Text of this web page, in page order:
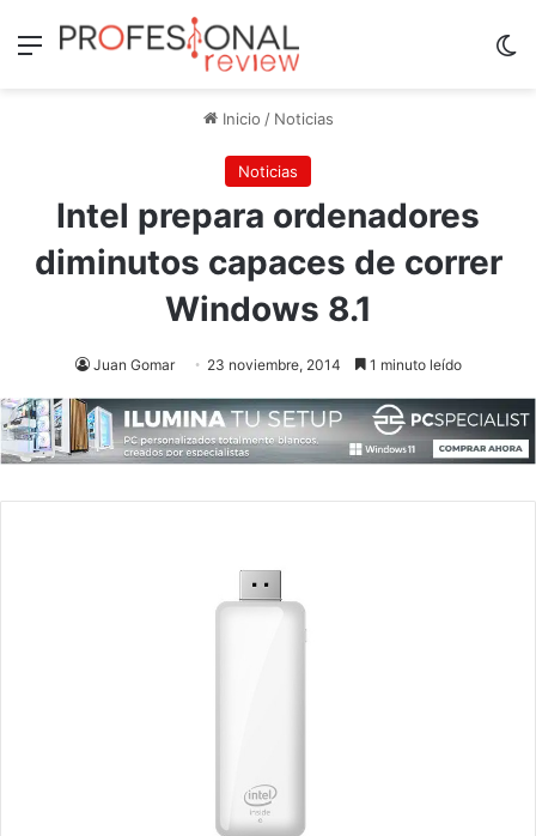
Menú
Inicio / Noticias
Noticias
Intel prepara ordenadores
diminutos capaces de correr
Windows 8.1
Juan Gomar 23 noviembre, 2014 1 minuto leído